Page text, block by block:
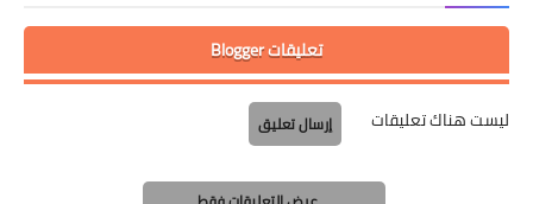
تعليقات Blogger
ليست هناك تعليقات إرسال تعليق